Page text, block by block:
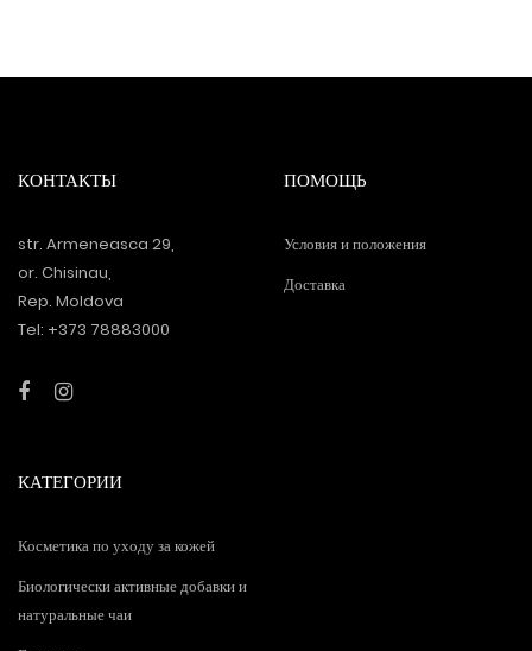
КОНТАКТЫ
str. Armeneasca 29,
or. Chisinau,
Rep. Moldova
Tel: +373 78883000
ПОМОЩЬ
Условия и положения
Доставка
КАТЕГОРИИ
Косметика по уходу за кожей
Биологически активные добавки и
натуральные чаи